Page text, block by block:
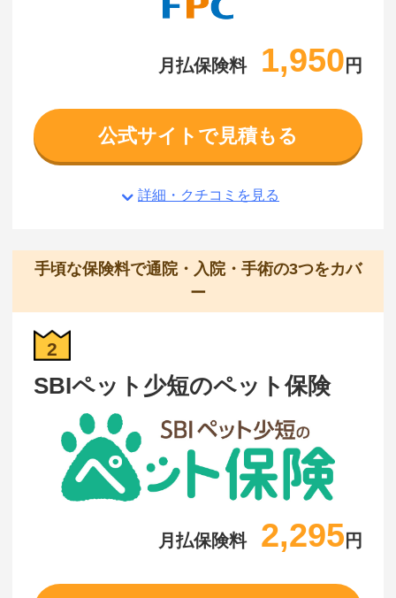
月払保険料 1,950 円
公式サイトで見積もる
詳細・クチコミを見る
手頃な保険料で通院・入院・手術の3つをカバ
ー
2
SBIペット少短のペット保険
月払保険料 2,295 円